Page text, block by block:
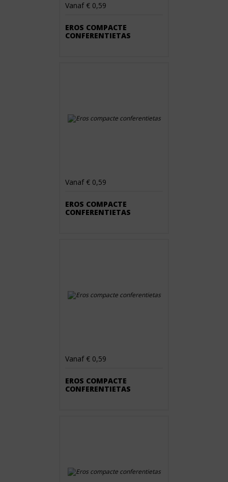
Vanaf € 0,59
EROS COMPACTE
CONFERENTIETAS
Vanaf € 0,59
EROS COMPACTE
CONFERENTIETAS
Vanaf € 0,59
EROS COMPACTE
CONFERENTIETAS